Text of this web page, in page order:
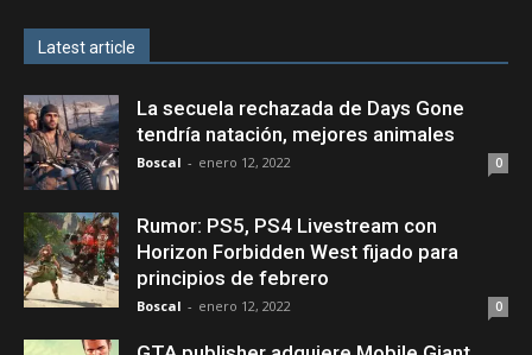
Latest article
La secuela rechazada de Days Gone
tendría natación, mejores animales
Boscal - enero 12, 2022 0
Rumor: PS5, PS4 Livestream con
Horizon Forbidden West fijado para
principios de febrero
Boscal - enero 12, 2022 0